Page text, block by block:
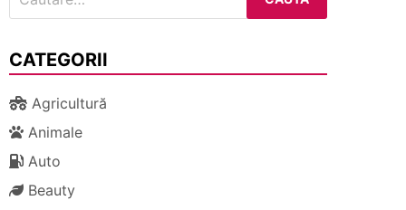
după:
CATEGORII
Agricultură
Animale
Auto
Beauty